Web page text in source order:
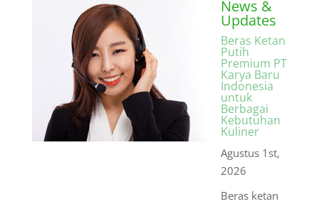
News &
Updates
Beras Ketan
Putih
Premium PT
Karya Baru
Indonesia
untuk
Berbagai
Kebutuhan
Kuliner
Agustus 1st,
2026
Beras ketan